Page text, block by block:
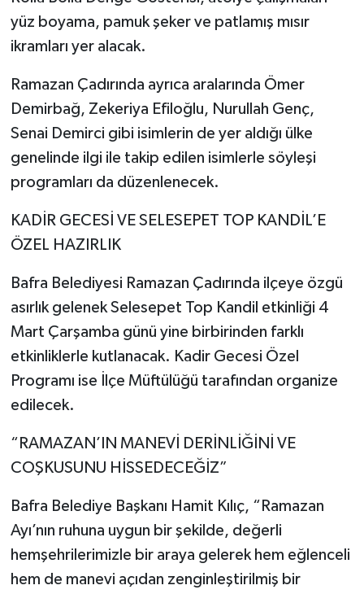
yüz boyama, pamuk şeker ve patlamış mısır
ikramları yer alacak.
Ramazan Çadırında ayrıca aralarında Ömer
Demirbağ, Zekeriya Efiloğlu, Nurullah Genç,
Senai Demirci gibi isimlerin de yer aldığı ülke
genelinde ilgi ile takip edilen isimlerle söyleşi
programları da düzenlenecek.
KADİR GECESİ VE SELESEPET TOP KANDİL’E
ÖZEL HAZIRLIK
Bafra Belediyesi Ramazan Çadırında ilçeye özgü
asırlık gelenek Selesepet Top Kandil etkinliği 4
Mart Çarşamba günü yine birbirinden farklı
etkinliklerle kutlanacak. Kadir Gecesi Özel
Programı ise İlçe Müftülüğü tarafından organize
edilecek.
“RAMAZAN’IN MANEVİ DERİNLİĞİNİ VE
COŞKUSUNU HİSSEDECEĞİZ”
Bafra Belediye Başkanı Hamit Kılıç, “Ramazan
Ayı’nın ruhuna uygun bir şekilde, değerli
hemşehrilerimizle bir araya gelerek hem eğlenceli
hem de manevi açıdan zenginleştirilmiş bir